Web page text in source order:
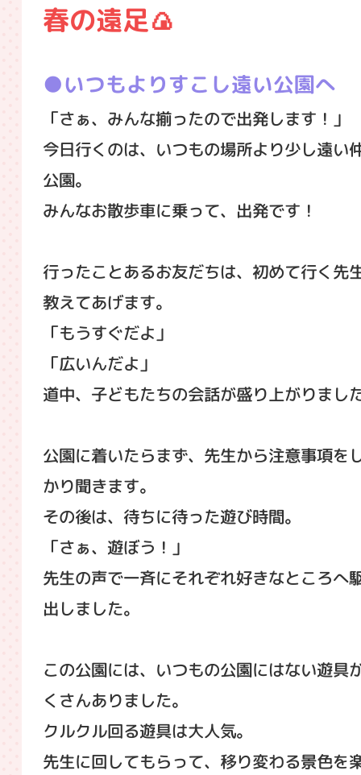
春の遠足🍙
いつもよりすこし遠い公園へ
「さぁ、みんな揃ったので出発します！」
今日行くのは、いつもの場所より少し遠い
公園。
みんなお散歩車に乗って、出発です！
行ったことあるお友だちは、初めて行く先
教えてあげます。
「もうすぐだよ」
「広いんだよ」
道中、子どもたちの会話が盛り上がりまし
公園に着いたらまず、先生から注意事項を
かり聞きます。
その後は、待ちに待った遊び時間。
「さぁ、遊ぼう！」
先生の声で一斉にそれぞれ好きなところへ
出しました。
この公園には、いつもの公園にはない遊具
くさんありました。
クルクル回る遊具は大人気。
先生に回してもらって、移り変わる景色を